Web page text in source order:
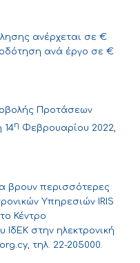
ανέρχεται σε €
ανά έργο σε €
Προτάσεων
14η Φεβρουαρίου 2022,
βρουν περισσότερες
Υπηρεσιών IRIS
Κέντρο
στην ηλεκτρονική
, τηλ. 22-205000.